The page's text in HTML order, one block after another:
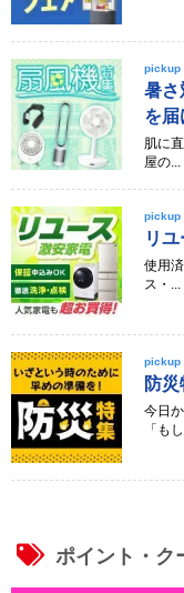
pickup
暑さ
を届
肌に
屋の...
pickup
リ
使用
ス・...
pickup
防
今日
「も
ポイント・ク